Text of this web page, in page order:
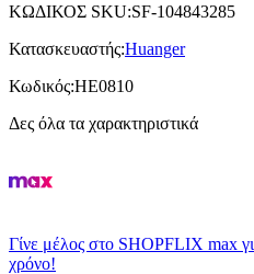
ΚΩΔΙΚΟΣ SKU:SF-104843285
Κατασκευαστής:Huanger
Κωδικός:HE0810
Δες όλα τα χαρακτηριστικά
Γίνε μέλος στο SHOPFLIX max
χρόνο!